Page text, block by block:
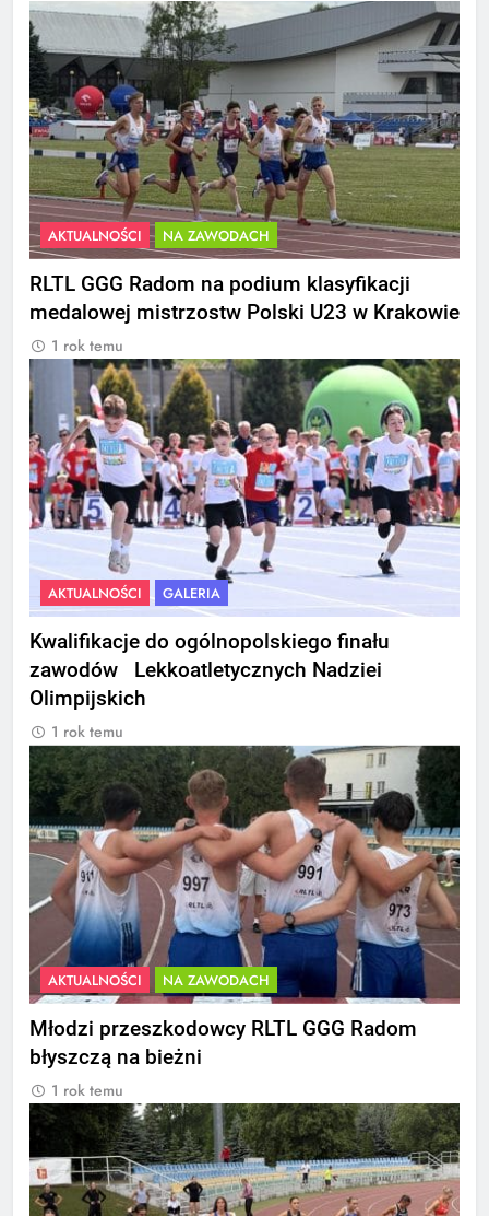
AKTUALNOŚCI NA ZAWODACH
RLTL GGG Radom na podium klasyfikacji
medalowej mistrzostw Polski U23 w Krakowie
1 rok temu
AKTUALNOŚCI GALERIA
Kwalifikacje do ogólnopolskiego finału
zawodów Lekkoatletycznych Nadziei
Olimpijskich
1 rok temu
AKTUALNOŚCI NA ZAWODACH
Młodzi przeszkodowcy RLTL GGG Radom
błyszczą na bieżni
1 rok temu